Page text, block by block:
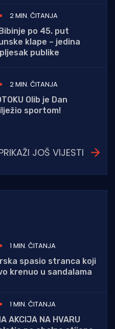
2 MIN. ČITANJA
po 45. put
klape – jedina
publike
2 MIN. ČITANJA
Olib je Dan
sportom!
JOŠ VIJESTI
1 MIN. ČITANJA
spasio stranca koji
krenuo u sandalama
1 MIN. ČITANJA
AKCIJA NA HVARU